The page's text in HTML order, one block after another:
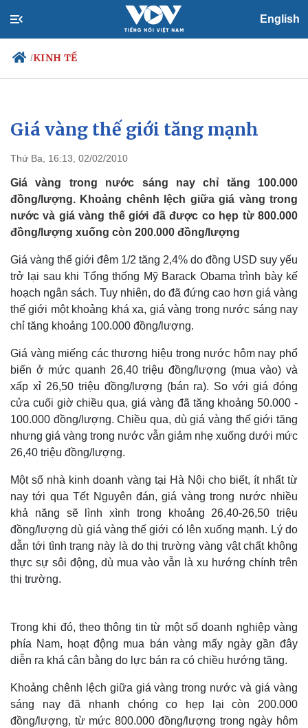
English
/KINH TẾ
Chính trị
Tổ chức nhân sự
Quốc hội
Nhận diện sự thật
Xã hội
Dấu ấn VOV
Việc làm
Biển đảo
Giá vàng thế giới tăng mạnh
Thứ Ba, 16:13, 02/02/2010
Giá vàng trong nước sáng nay chỉ tăng 100.000
đồng/lượng. Khoảng chênh lệch giữa giá vàng trong
nước và giá vàng thế giới đã được co hẹp từ 800.000
đồng/lượng xuống còn 200.000 đồng/lượng
Giá vàng thế giới đêm 1/2 tăng 2,4% do đồng USD suy yếu
trở lại sau khi Tổng thống Mỹ Barack Obama trình bày kế
hoạch ngân sách. Tuy nhiên, do đã đứng cao hơn giá vàng
thế giới một khoảng khá xa, giá vàng trong nước sáng nay
chỉ tăng khoảng 100.000 đồng/lượng.
Giá vàng miếng các thương hiệu trong nước hôm nay phổ
biến ở mức quanh 26,40 triệu đồng/lượng (mua vào) và
xấp xỉ 26,50 triệu đồng/lượng (bán ra). So với giá đóng
cửa cuối giờ chiều qua, giá vàng đã tăng khoảng 50.000 -
100.000 đồng/lượng. Chiều qua, dù giá vàng thế giới tăng
nhưng giá vàng trong nước vẫn giảm nhẹ xuống dưới mức
26,40 triệu đồng/lượng.
Một số nhà kinh doanh vàng tại Hà Nội cho biết, ít nhất từ
nay tới qua Tết Nguyên đán, giá vàng trong nước nhiều
khả năng sẽ lình xình trong khoảng 26,40-26,50 triệu
đồng/lượng dù giá vàng thế giới có lên xuống mạnh. Lý do
dẫn tới tình trạng này là do thị trường vàng vật chất không
thực sự sôi động, dù mua vào vẫn là xu hướng chính trên
thị trường.
Trong khi đó, theo thông tin từ một số doanh nghiệp vàng
phía Nam, hoạt động mua bán vàng mấy ngày gần đây
diễn ra khá cân bằng do lực bán ra có chiều hướng tăng.
Khoảng chênh lệch giữa giá vàng trong nước và giá vàng
sáng nay đã nhanh chóng co hẹp lại còn 200.000
đồng/lượng, từ mức 800.000 đồng/lượng trong ngày hôm